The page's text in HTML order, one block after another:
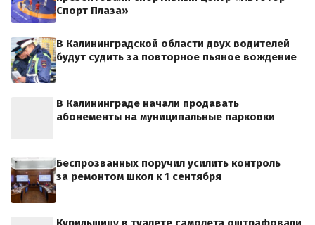
Спорт Плаза»
В Калининградской области двух водителей
будут судить за повторное пьяное вождение
В Калининграде начали продавать
абонементы на муниципальные парковки
Беспрозванных поручил усилить контроль
за ремонтом школ к 1 сентября